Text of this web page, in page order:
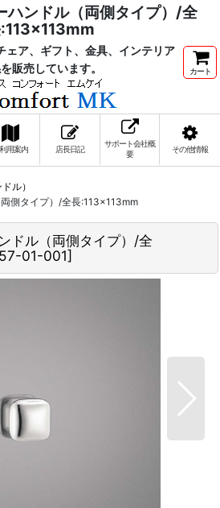
ハンドル（両側タイプ）/全
ア、ギフト、金具、インテリア
販売しています。
カート
用案内 店長日記
サポート会社概
要
その他情報
ル）
側タイプ）/全長:113×113mm
ドル（両側タイプ）/全
01-001]